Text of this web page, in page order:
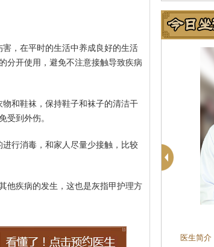
，在平时的生活中养成良好的生活
分开使用，避免不注意接触导致疾病
和鞋袜，保持鞋子和袜子的清洁干
受到外伤。
行消毒，和家人尽量少接触，比较
他疾病的发生，这也是灰指甲护理方
医生简介